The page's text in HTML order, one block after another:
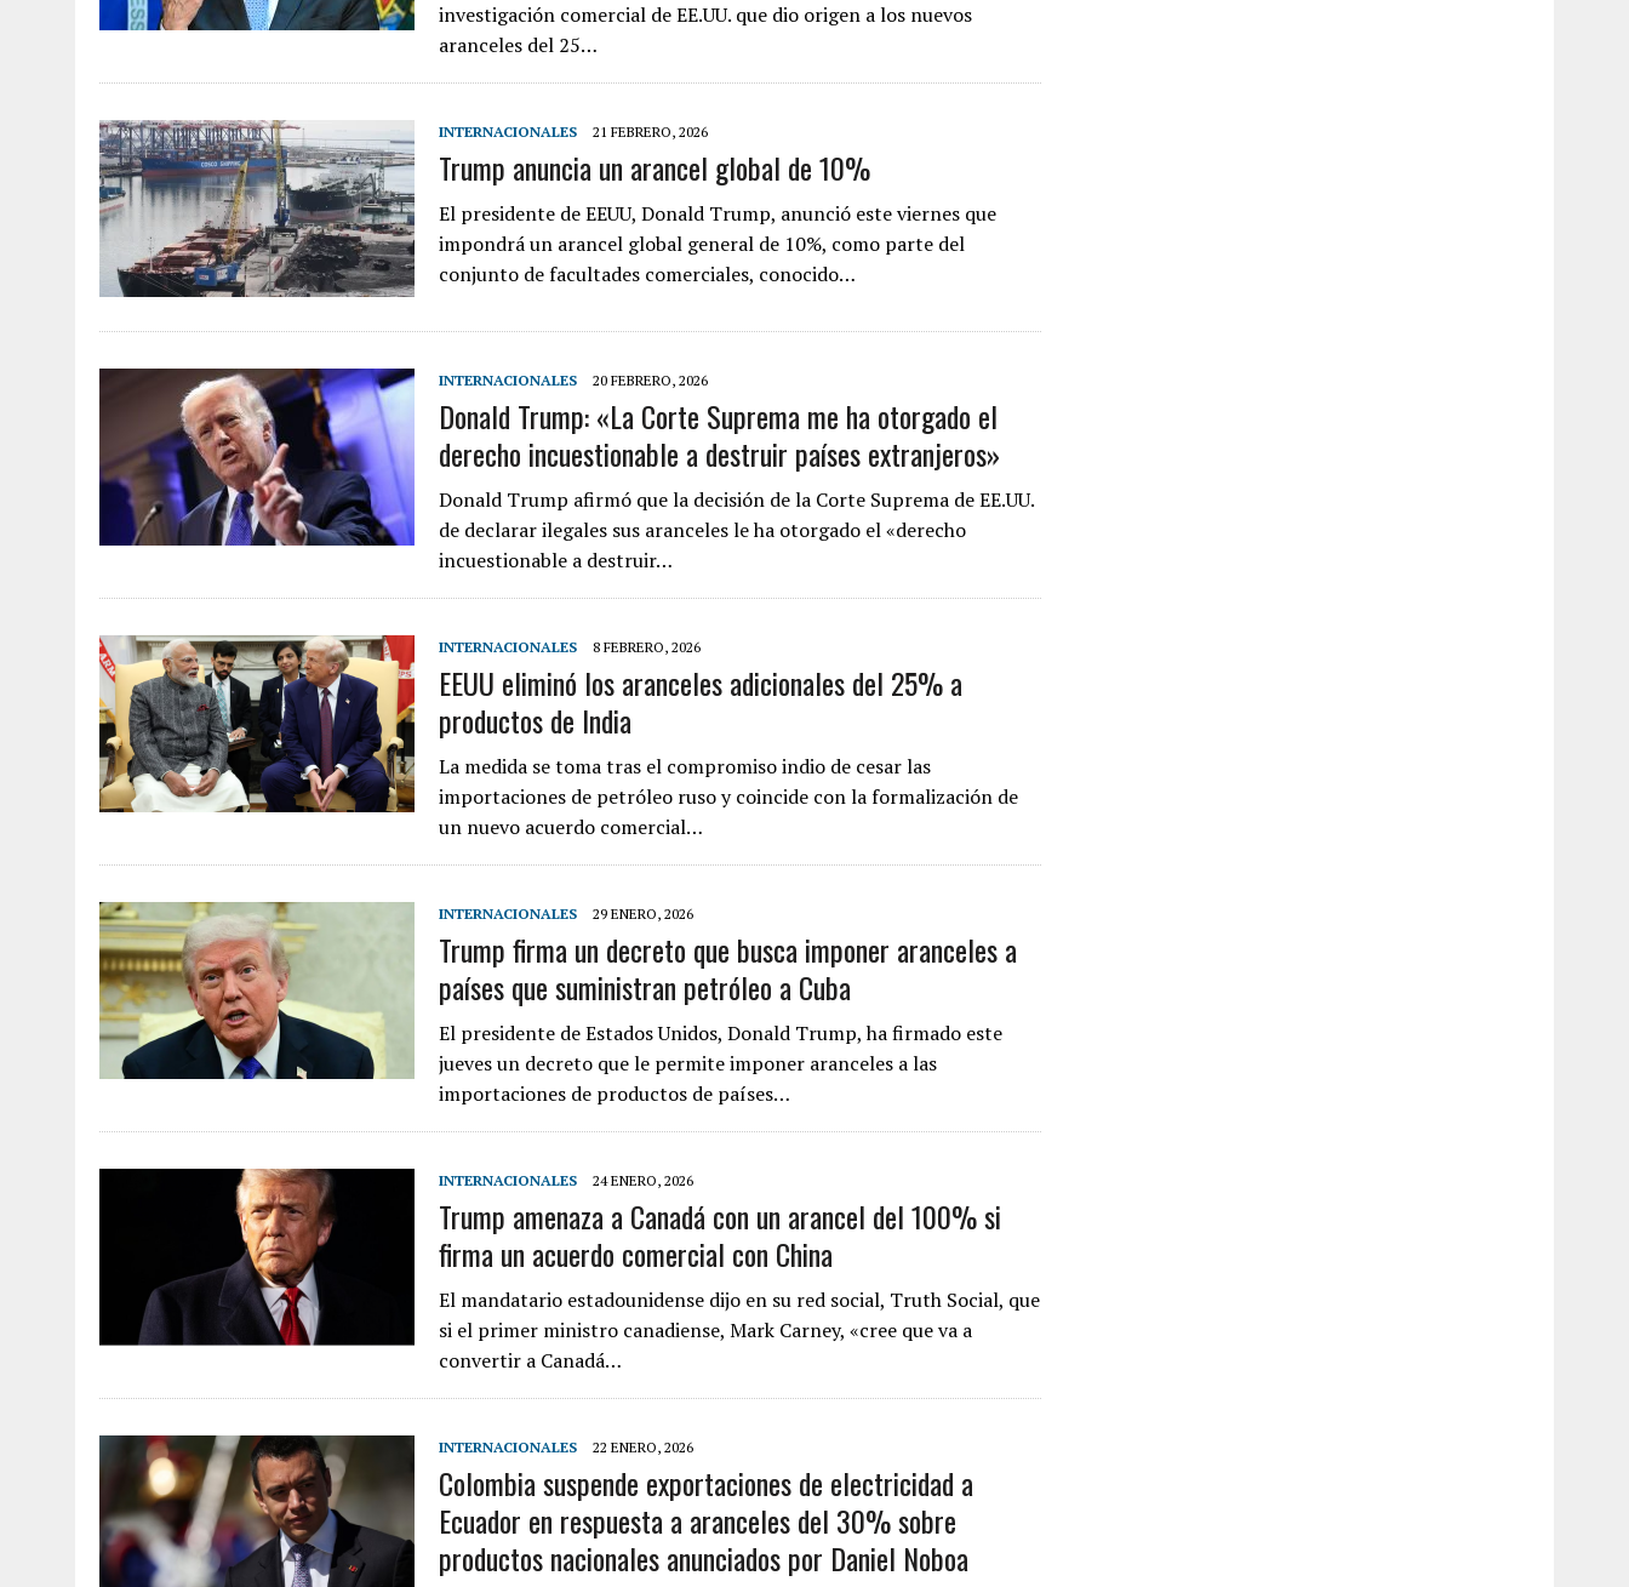
investigación comercial de EE.UU. que dio origen a los nuevos
aranceles del 25…
INTERNACIONALES 21 FEBRERO, 2026
Trump anuncia un arancel global de 10%
El presidente de EEUU, Donald Trump, anunció este viernes que
impondrá un arancel global general de 10%, como parte del
conjunto de facultades comerciales, conocido…
INTERNACIONALES 20 FEBRERO, 2026
Donald Trump: «La Corte Suprema me ha otorgado el
derecho incuestionable a destruir países extranjeros»
Donald Trump afirmó que la decisión de la Corte Suprema de EE.UU.
de declarar ilegales sus aranceles le ha otorgado el «derecho
incuestionable a destruir…
INTERNACIONALES 8 FEBRERO, 2026
EEUU eliminó los aranceles adicionales del 25% a
productos de India
La medida se toma tras el compromiso indio de cesar las
importaciones de petróleo ruso y coincide con la formalización de
un nuevo acuerdo comercial…
INTERNACIONALES 29 ENERO, 2026
Trump firma un decreto que busca imponer aranceles a
países que suministran petróleo a Cuba
El presidente de Estados Unidos, Donald Trump, ha firmado este
jueves un decreto que le permite imponer aranceles a las
importaciones de productos de países…
INTERNACIONALES 24 ENERO, 2026
Trump amenaza a Canadá con un arancel del 100% si
firma un acuerdo comercial con China
El mandatario estadounidense dijo en su red social, Truth Social, que
si el primer ministro canadiense, Mark Carney, «cree que va a
convertir a Canadá…
INTERNACIONALES 22 ENERO, 2026
Colombia suspende exportaciones de electricidad a
Ecuador en respuesta a aranceles del 30% sobre
productos nacionales anunciados por Daniel Noboa